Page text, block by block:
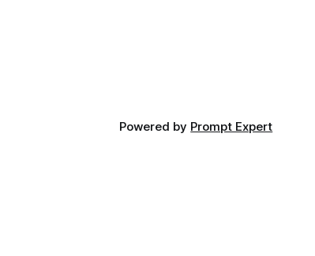
Powered by Prompt Expert